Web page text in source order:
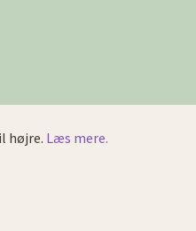
højre. Læs mere.